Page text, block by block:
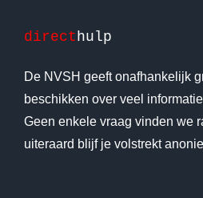
directhulp
De NVSH geeft onafhankelijk
beschikken over veel
Geen enkele vraag vinden we
uiteraard blijf je volstrekt